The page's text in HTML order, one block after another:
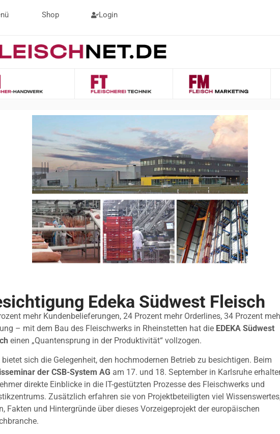
Shop Login
Edeka Südwest Fleisch
mehr Kundenbelieferungen, 24 Prozent mehr Orderlines, 34 Prozent
– mit dem Bau des Fleischwerks in Rheinstetten hat die EDEKA Südwest
einen „Quantensprung in der Produktivität“ vollzogen.
sich die Gelegenheit, den hochmodernen Betrieb zu besichtigen. Beim
der CSB-System AG am 17. und 18. September in Karlsruhe
direkte Einblicke in die IT-gestützten Prozesse des Fleischwerks und
Zusätzlich erfahren sie von Projektbeteiligten viel
Fakten und Hintergründe über dieses Vorzeigeprojekt der europäischen